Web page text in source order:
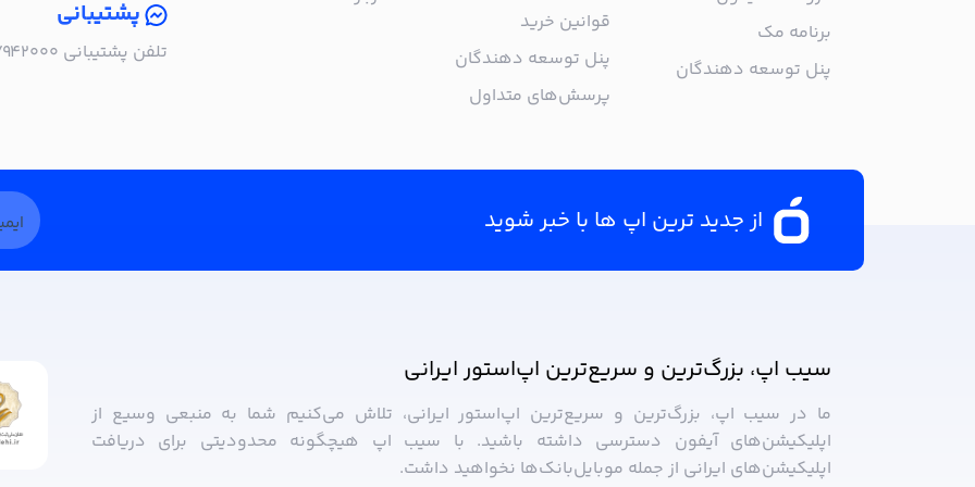
برنامه مک
پنل توسعه دهندگان
قوانین خرید
پنل توسعه دهندگان
پرسش‌های متداول
پشتیبانی
تلفن پشتیبانی ۰۲۱۵۷۹۴۲۰۰۰ | شنبه تا چهارشنبه، ساعت ۹:۰۰ تا ۱۷:۰۰
از جدید ترین اپ ها با خبر شوید
سیب ‌اپ، بزرگ‌ترین و سریع‌ترین اپ‌استور ایرانی
ما در سیب ‌اپ، بزرگ‌ترین و سریع‌ترین اپ‌استور ایرانی، تلاش می‌کنیم شما به منبعی وسیع از
اپلیکیشن‌های آیفون دسترسی داشته باشید. با سیب ‌اپ هیچگونه محدودیتی برای دریافت
اپلیکیشن‌های ایرانی از جمله موبایل‌بانک‌ها نخواهید داشت.